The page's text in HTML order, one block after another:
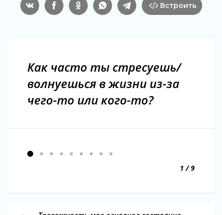
Встроить
Как часто ты стресуешь/
волнуешься в жизни из-за
чего-то или кого-то?
1 / 9